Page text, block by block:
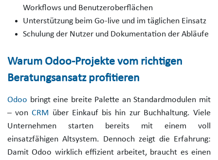
Workflows und Benutzeroberflächen
Unterstützung beim Go-live und im täglichen Einsatz
Schulung der Nutzer und Dokumentation der Abläufe
Warum Odoo-Projekte vom richtigen
Beratungsansatz profitieren
Odoo bringt eine breite Palette an Standardmodulen mit
– vonCRM über Einkauf bis hin zur Buchhaltung. Viele
Unternehmen starten bereits mit einem voll
einsatzfähigen Altsystem. Dennoch zeigt die Erfahrung:
Damit Odoo wirklich effizient arbeitet, braucht es einen